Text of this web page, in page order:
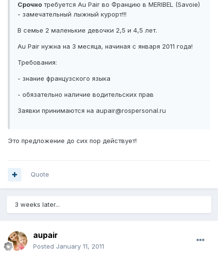
Срочно требуется Au Pair во Францию в MERIBEL (Savoie)
- замечательный лыжный курорт!!!
В семье 2 маленькие девочки 2,5 и 4,5 лет.
Au Pair нужна на 3 месяца, начиная с января 2011 года!
Требования:
- знание французского языка
- обязательно наличие водительских прав
Заявки принимаются на aupair@rospersonal.ru
Это предложение до сих пор действует!
Quote
3 weeks later...
aupair
Posted January 11, 2011